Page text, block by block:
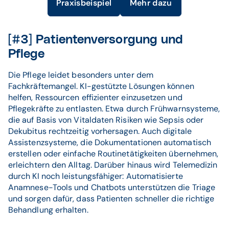
Praxisbeispiel Mehr dazu
[#3] Patientenversorgung und
Pflege
Die Pflege leidet besonders unter dem
Fachkräftemangel. KI-gestützte Lösungen können
helfen, Ressourcen effizienter einzusetzen und
Pflegekräfte zu entlasten. Etwa durch Frühwarnsysteme,
die auf Basis von Vitaldaten Risiken wie Sepsis oder
Dekubitus rechtzeitig vorhersagen. Auch digitale
Assistenzsysteme, die Dokumentationen automatisch
erstellen oder einfache Routinetätigkeiten übernehmen,
erleichtern den Alltag. Darüber hinaus wird Telemedizin
durch KI noch leistungsfähiger: Automatisierte
Anamnese-Tools und Chatbots unterstützen die Triage
und sorgen dafür, dass Patienten schneller die richtige
Behandlung erhalten.